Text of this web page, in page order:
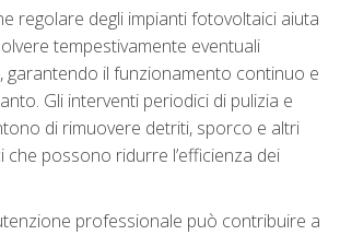
regolare degli impianti fotovoltaici aiuta
tempestivamente eventuali
garantendo il funzionamento continuo e
Gli interventi periodici di pulizia e
di rimuovere detriti, sporco e altri
che possono ridurre l’efficienza dei
professionale può contribuire a